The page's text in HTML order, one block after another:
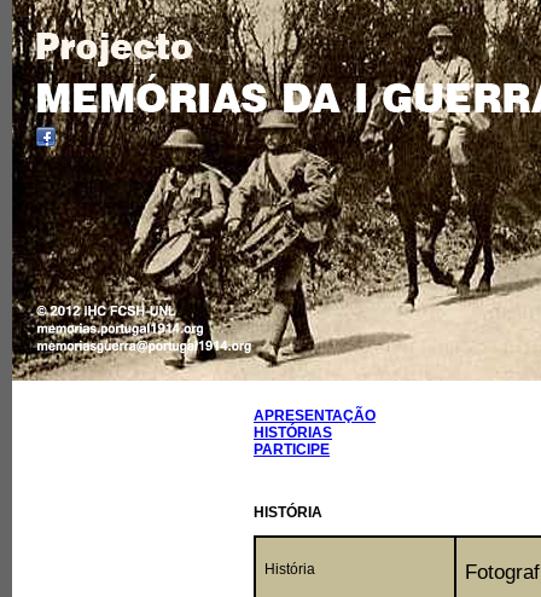
APRESENTAÇÃO
HISTÓRIAS
PARTICIPE
HISTÓRIA
História